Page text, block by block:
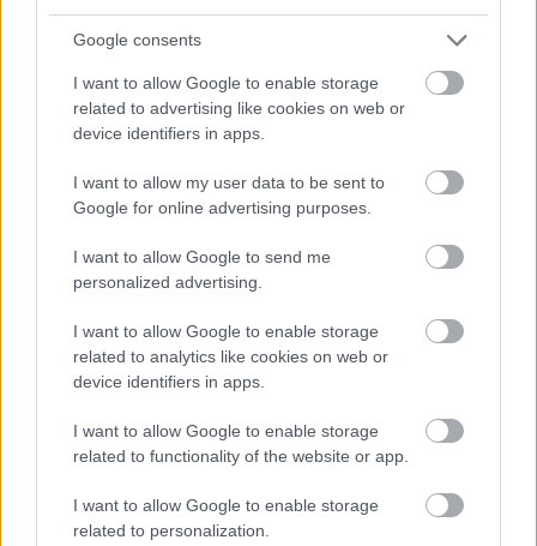
Google consents
I want to allow Google to enable storage
related to advertising like cookies on web or
device identifiers in apps.
I want to allow my user data to be sent to
Google for online advertising purposes.
I want to allow Google to send me
personalized advertising.
I want to allow Google to enable storage
related to analytics like cookies on web or
device identifiers in apps.
I want to allow Google to enable storage
related to functionality of the website or app.
I want to allow Google to enable storage
related to personalization.
Az elbeszélő még egyszer meglátogatja a semmi
közepén remeteként élő apát annak halála előtt, s az
együtt töltött néhány nap alatt közelebb kerülnek
egymáshoz: „Azon a reggelen […] majdnem
megszerettem az apámat” (81.). Útravalóul
megkapja az apa kedvenc filozófia-könyveit,
valamint a húg leveleit. Rengeteg kérdés marad
nyitva, hogy aztán erre rátetézzen a pópa látogatása
az apa halála után, aki a padláson elrejtett ikonokért
jön. Az apa mégsem közepes akt-, hanem jó
Akkor miért titkolta ezt családja előtt mindvégig?
Az apával ellentétben az anya majomszeretettel
szociális munkás kötelességtudatától vezérelve
marad mellette és ápolja. De talán nem volt ez
mindig így. Gyerekkori magányában barátok egész
sorát alkotta meg képzeletében, akikkel úgy értett
szót, hogy saját nyelvet hozott létre. Ezt a nyelvet az